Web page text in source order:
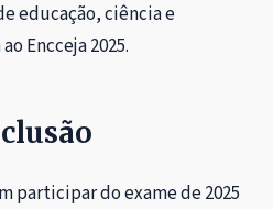
educação, ciência e
Encceja 2025.
participar do exame de 2025